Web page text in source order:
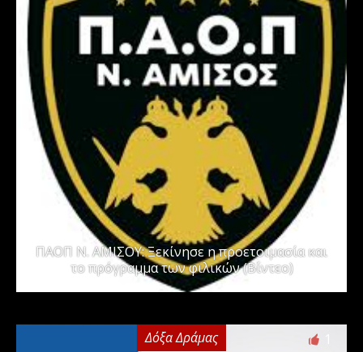
ΠΑΟΠ Ν. ΑΜΙΣΟΥ: Ξεκίνησε η προετοιμασία και
το πρόγραμμα των φιλικών (Βίντεο)
Δόξα Δράμας